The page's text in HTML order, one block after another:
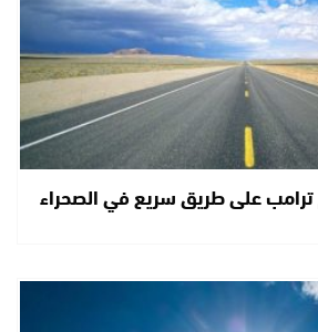
على طريق سريع في الصحراء